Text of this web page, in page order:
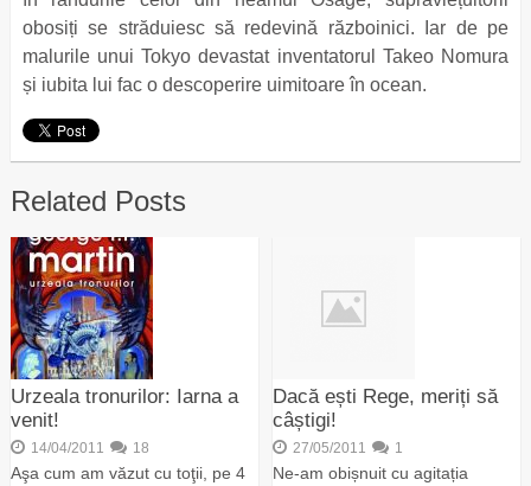
obosiți se străduiesc să redevină războinici. Iar de pe
malurile unui Tokyo devastat inventatorul Takeo Nomura
și iubita lui fac o descoperire uimitoare în ocean.
Related Posts
Urzeala tronurilor: Iarna a
venit!
14/04/2011 18
Aşa cum am văzut cu toţii, pe 4
Dacă ești Rege, meriți să
câștigi!
27/05/2011 1
Ne-am obișnuit cu agitația